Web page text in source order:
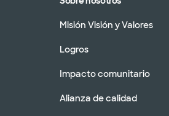
Misión Visión y Valores
Logros
Impacto comunitario
Alianza de calidad